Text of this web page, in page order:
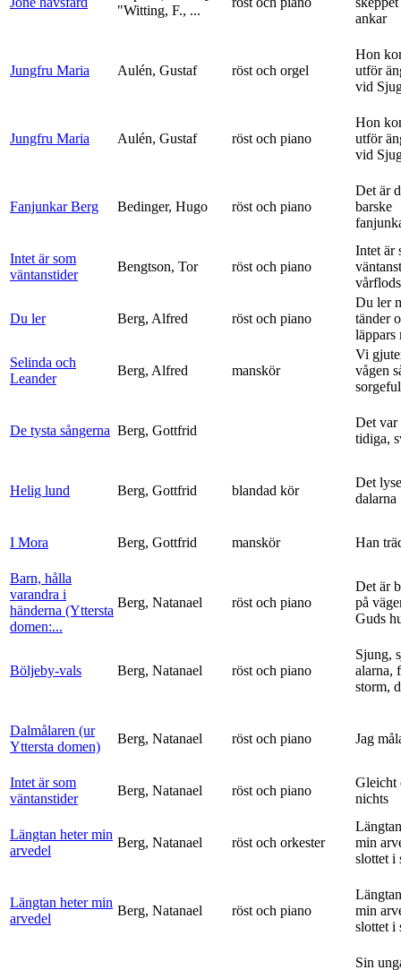
"Witting, F., ...
ankar
Jungfru Maria Aulén, Gustaf röst och orgel
Hon
utför
vid
Jungfru Maria Aulén, Gustaf röst och piano
Hon
utför
vid
Fanjunkar Berg Bedinger, Hugo röst och piano
Det är
barske
Intet är som
väntanstider
Bengtson, Tor röst och piano
Intet är
Du ler Berg, Alfred röst och piano
Du ler
tänder
läppars
Selinda och
Leander
Berg, Alfred manskör
Vi
vågen
De tysta sångerna Berg, Gottfrid
Det var
tidiga,
Helig lund Berg, Gottfrid blandad kör
Det
dalarna
I Mora Berg, Gottfrid manskör Han
Barn, hålla
varandra i
händerna (Yttersta
domen:...
Berg, Natanael röst och piano
Det är
på
Guds
Böljeby-vals Berg, Natanael röst och piano
Sjung,
alarna,
storm,
Dalmålaren (ur
Yttersta domen)
Berg, Natanael röst och piano Jag
Intet är som
väntanstider
Berg, Natanael röst och piano
Gleicht
nichts
Längtan heter min
arvedel
Berg, Natanael röst och orkester
min
slottet i
Längtan heter min
arvedel
Berg, Natanael röst och piano
min
slottet i
Sin